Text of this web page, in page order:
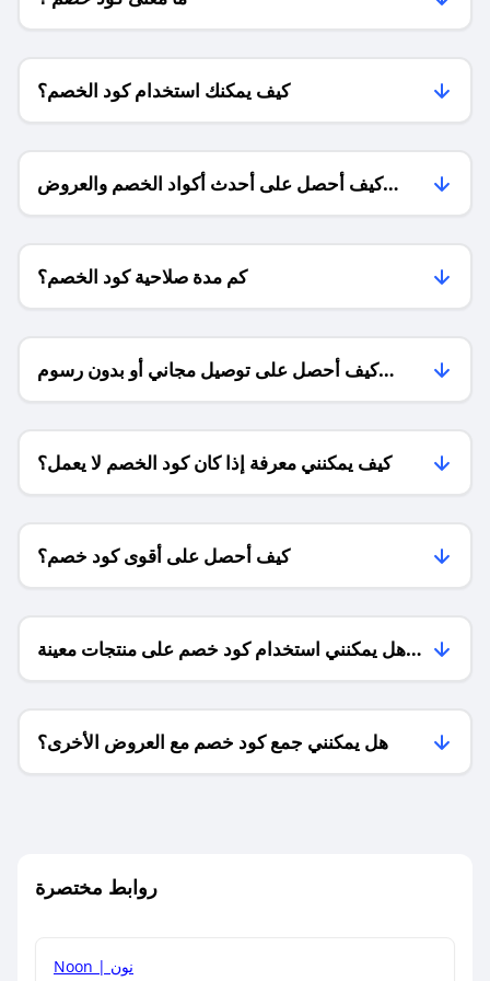
كيف يمكنك استخدام كود الخصم؟
كيف أحصل على أحدث أكواد الخصم والعروض
للمتاجر؟
كم مدة صلاحية كود الخصم؟
كيف أحصل على توصيل مجاني أو بدون رسوم
الشحن ؟
كيف يمكنني معرفة إذا كان كود الخصم لا يعمل؟
كيف أحصل على أقوى كود خصم؟
هل يمكنني استخدام كود خصم على منتجات معينة
فقط؟
هل يمكنني جمع كود خصم مع العروض الأخرى؟
روابط مختصرة
Noon | نون